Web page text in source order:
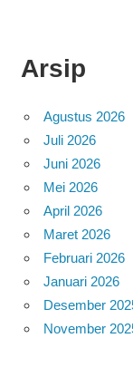
Arsip
Agustus 2026
Juli 2026
Juni 2026
Mei 2026
April 2026
Maret 2026
Februari 2026
Januari 2026
Desember
November